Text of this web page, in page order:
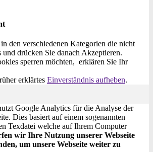
den verschiedenen Kategorien die nicht
drücken Sie danach Akzeptieren.
sperren möchten, erklären Sie Ihr
erklärtes Einverständnis aufheben.
Google Analytics für die Analyse der
Dies basiert auf einem sogenannten
Texdatei welche auf Ihrem Computer
wir Ihre Nutzung unserer Webseite
um unsere Webseite weiter zu